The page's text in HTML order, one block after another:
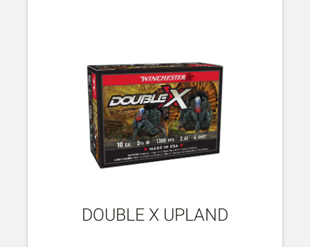
DOUBLE X UPLAND